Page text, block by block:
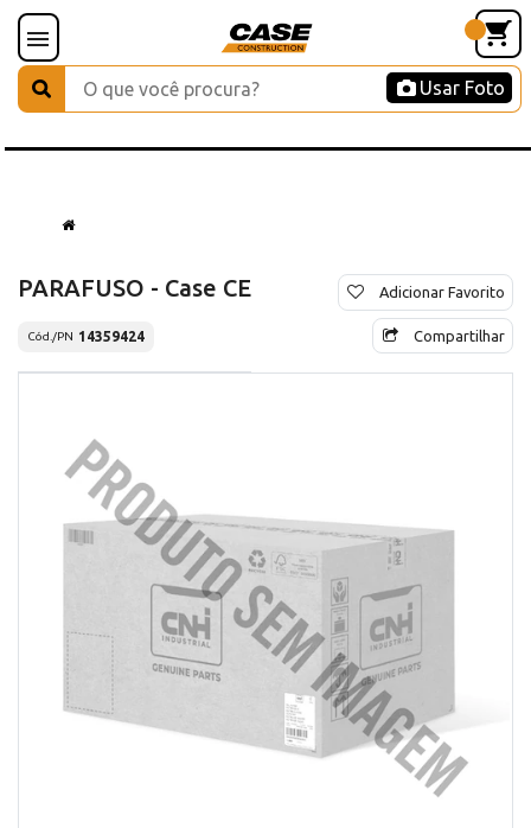
Usar Foto
PARAFUSO - Case CE
Cód./PN 14359424
Adicionar Favorito
Compartilhar